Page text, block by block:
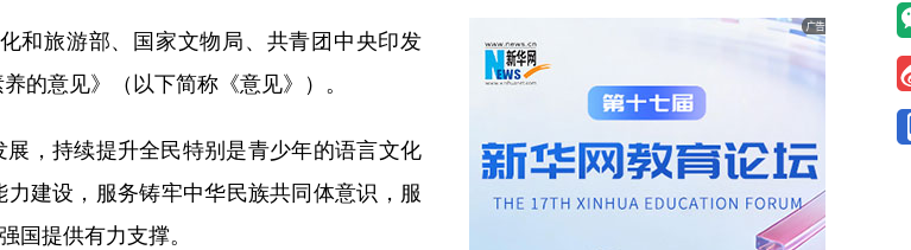
和旅游部、国家文物局、共青团中央印发
的意见》（以下简称《意见》）。
，持续提升全民特别是青少年的语言文化
建设，服务铸牢中华民族共同体意识，服
提供有力支撑。